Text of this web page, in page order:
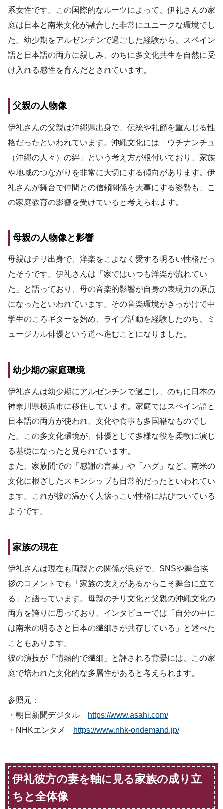
系女性です。この国際的なルーツによって、伊礼さんの家
庭は日本と南米文化が融合した非常にユニークな環境でし
た。幼少期をアルゼンチンで過ごした経験から、スペイン
語と日本語の両方に親しみ、のちに多文化共生を自然に受
け入れる感性を育んだとされています。
父親の人物像
伊礼さんの父親は沖縄県出身で、伝統や礼節を重んじる性
格だったといわれています。沖縄文化には「ウチナンチュ
（沖縄の人々）の絆」という考え方が根付いており、家族
や地域のつながりを非常に大切にする傾向があります。伊
礼さんが舞台で仲間との信頼関係を大事にする姿勢も、こ
の家庭教育の影響を受けていると考えられます。
母親の人物像と影響
母親はチリ出身で、洋楽をこよなく愛する明るい性格だっ
たそうです。伊礼さんは「家ではいつも洋楽が流れてい
た」と語っており、母の音楽的影響が自身の表現力の原点
になったといわれています。その音楽環境がきっかけで中
学生のころギターを始め、ライブ活動を経験したのち、ミ
ュージカル俳優という道へ進むことになりました。
幼少期の家庭環境
伊礼さんは幼少期にアルゼンチンで過ごし、のちに日本の
神奈川県横浜市に移住しています。家庭ではスペイン語と
日本語の両方が使われ、文化や食事も多国籍なものでし
た。この多文化環境が、俳優として多様な役を柔軟に演じ
る基礎になったと見られています。
また、家族間での「感謝の言葉」や「ハグ」など、南米の
文化に根ざしたスキンシップも日常的だったといわれてい
ます。これが彼の温かく人懐っこい性格に結びついている
ようです。
家族の現在
伊礼さんは現在も両親との関係が良好で、SNSや舞台挨
拶のコメントでも「家族の支えがあるからこそ舞台に立て
る」と語っています。母親のチリ文化と父親の沖縄文化の
両方を誇りに思っており、インタビューでは「自分の中に
は南米の明るさと日本の繊細さが共存している」と述べた
こともあります。
彼の演技が「情熱的で繊細」と評される背景には、この家
庭で培われた文化的な多層性があると考えられます。
参照元：
・朝日新聞デジタル
https://www.asahi.com/
・NHKエンタメ
https://www.nhk-ondemand.jp/
伊礼彼方の妻を軸に見る家族の成り立
ちと全体像